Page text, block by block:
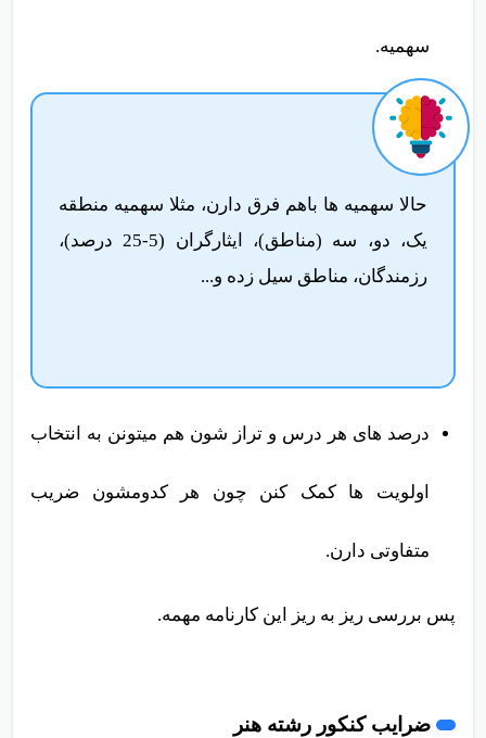
سهمیه.
حالا سهمیه ها باهم فرق دارن، مثلا سهمیه منطقه
یک، دو، سه (مناطق)، ایثارگران (5-25 درصد)،
رزمندگان، مناطق سیل زده و...
درصد های هر درس و تراز شون هم میتونن به انتخاب
اولویت ها کمک کنن چون هر کدومشون ضریب
متفاوتی دارن.
پس بررسی ریز به ریز این کارنامه مهمه.
ضرایب کنکور رشته هنر